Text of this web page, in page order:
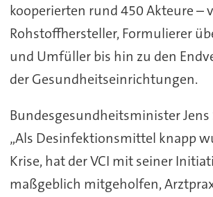
kooperierten rund 450 Akteure –
Rohstoffhersteller, Formulierer
und Umfüller bis hin zu den
der Gesundheitseinrichtungen.
Bundesgesundheitsminister Jens
„Als Desinfektionsmittel knapp
Krise, hat der VCI mit seiner
maßgeblich mitgeholfen,